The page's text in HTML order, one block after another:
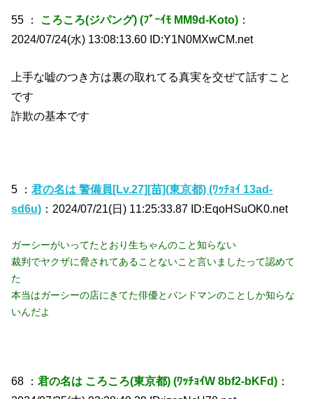
55 ： ころころ(ジパング) (ﾌﾞｰｲﾓ MM9d-Koto) ：
2024/07/24(水) 13:08:13.60 ID:Y1N0MXwCM.net
上手な嘘のつき方は裏の取れてる真実を交ぜて話すこと
です
詐欺の基本です
5 ：君の名は 警備員[Lv.27][苗](東京都) (ﾜｯﾁｮｲ 13ad-
sd6u) ：2024/07/21(日) 11:25:33.87 ID:EqoHSuOK0.net
ガーシーがいってたとおり生ちゃんのこと知らない
裁判でヤクザに脅されてあることないこと言いましたって認めて
た
本当はガーシーの店にきてた俳優とバンドマンのことしか知らな
いんだよ
68 ：君の名は ころころ(東京都) (ﾜｯﾁｮｲW 8bf2-bKFd) ：